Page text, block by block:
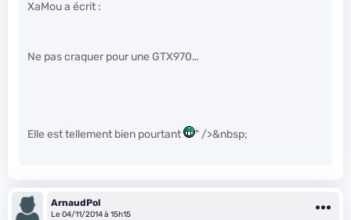
XaMou a écrit :
Ne pas craquer pour une GTX970…
Elle est tellement bien pourtant " />&nbsp;
ArnaudPol
Le 04/11/2014 à 15h15